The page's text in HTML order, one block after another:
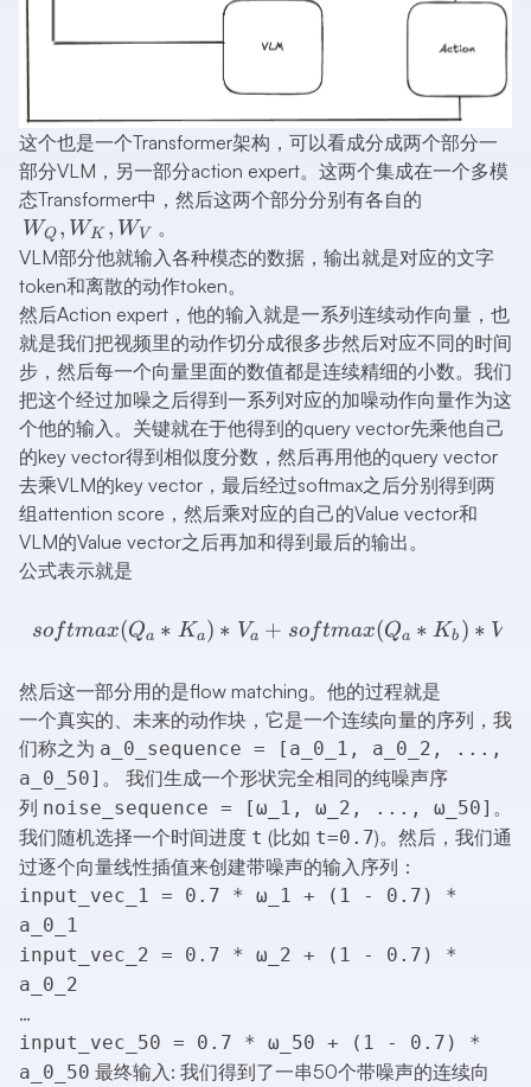
这个也是一个Transformer架构，可以看成分成两个部分一
部分VLM，另一部分action expert。这两个集成在一个多模
态Transformer中，然后这两个部分分别有各自的
WQ , WK , WV
。
VLM部分他就输入各种模态的数据，输出就是对应的文字
token和离散的动作token。
然后Action expert，他的输入就是一系列连续动作向量，也
就是我们把视频里的动作切分成很多步然后对应不同的时间
步，然后每一个向量里面的数值都是连续精细的小数。我们
把这个经过加噪之后得到一系列对应的加噪动作向量作为这
个他的输入。关键就在于他得到的query vector先乘他自己
的key vector得到相似度分数，然后再用他的query vector
去乘VLM的key vector，最后经过softmax之后分别得到两
组attention score，然后乘对应的自己的Value vector和
VLM的Value vector之后再加和得到最后的输出。
公式表示就是
softmax(Qa ∗ Ka) ∗ Va + softmax(Qa ∗ Kb ) ∗ V
然后这一部分用的是flow matching。他的过程就是
一个真实的、未来的动作块，它是一个连续向量的序列，我
们称之为 a_0_sequence = [a_0_1, a_0_2, ...,
a_0_50] 。 我们生成一个形状完全相同的纯噪声序
列 noise_sequence = [ω_1, ω_2, ..., ω_50] 。
我们随机选择一个时间进度 t (比如 t=0.7)。然后，我们通
过逐个向量线性插值来创建带噪声的输入序列：
input_vec_1 = 0.7 * ω_1 + (1 - 0.7) *
a_0_1
input_vec_2 = 0.7 * ω_2 + (1 - 0.7) *
a_0_2
…
input_vec_50 = 0.7 * ω_50 + (1 - 0.7) *
a_0_50 最终输入: 我们得到了一串50个带噪声的连续向